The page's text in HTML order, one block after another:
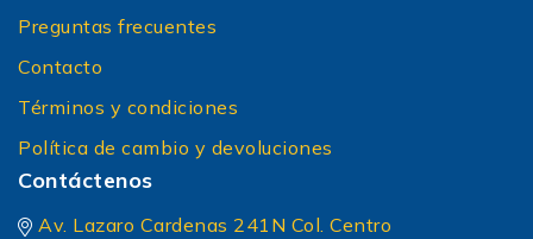
Preguntas frecuentes
Contacto
Términos y condiciones
Política de cambio y devoluciones
Contáctenos
Av. Lazaro Cardenas 241N Col. Centro